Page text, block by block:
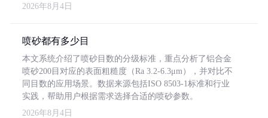
2026年8月4日
喷砂都有多少目
本文系统介绍了喷砂目数的分级标准，重点分析了铝合金
喷砂200目对应的表面粗糙度（Ra 3.2-6.3μm），并对比不
同目数的应用场景。数据来源包括ISO 8503-1标准和行业
实践，帮助用户根据需求选择合适的喷砂参数。
2026年8月4日